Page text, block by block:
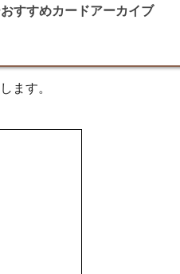
すすめカードアーカイブ
ます。